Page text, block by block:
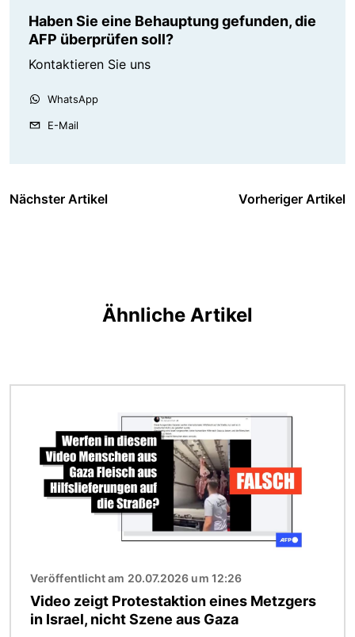
Haben Sie eine Behauptung gefunden, die
AFP überprüfen soll?
Kontaktieren Sie uns
WhatsApp
E-Mail
Nächster Artikel Vorheriger Artikel
Ähnliche Artikel
Veröffentlicht am 20.07.2026 um 12:26
Video zeigt Protestaktion eines Metzgers
in Israel, nicht Szene aus Gaza